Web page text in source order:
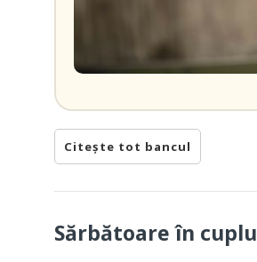
Citește tot bancul
Sărbătoare în cuplu